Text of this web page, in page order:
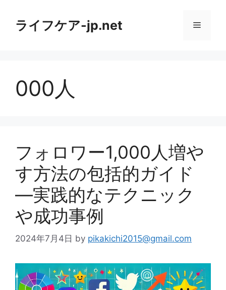
ライフケア-jp.net メ
000人
フォロワー1,000人増や
す方法の包括的ガイド
—実践的なテクニック
や成功事例
2024年7月4日 by pikakichi2015@gmail.com